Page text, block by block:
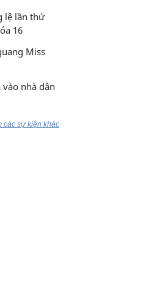
lệ lần thứ
16
Miss
nhà dân
các sự kiện khác